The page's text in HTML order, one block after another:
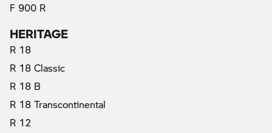
F 900 R
HERITAGE
R 18
R 18 Classic
R 18 B
R 18 Transcontinental
R 12